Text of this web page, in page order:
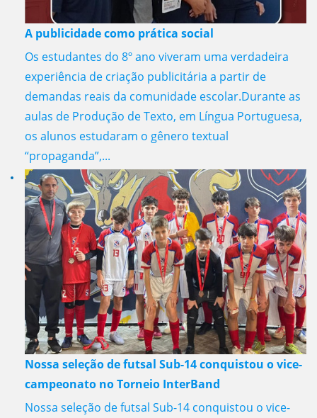
A publicidade como prática social
Os estudantes do 8º ano viveram uma verdadeira
experiência de criação publicitária a partir de
demandas reais da comunidade escolar.Durante as
aulas de Produção de Texto, em Língua Portuguesa,
os alunos estudaram o gênero textual
“propaganda”,...
Nossa seleção de futsal Sub-14 conquistou o vice-
campeonato no Torneio InterBand
Nossa seleção de futsal Sub-14 conquistou o vice-